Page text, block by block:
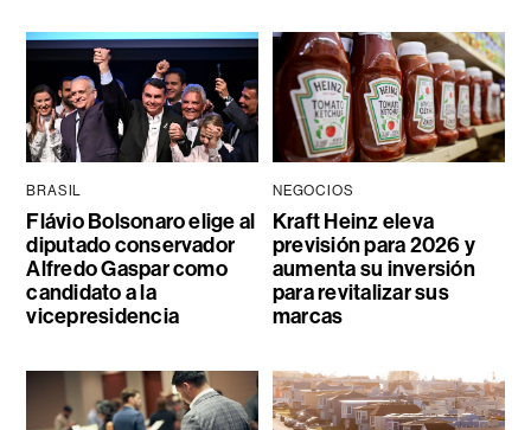
BRASIL
Flávio Bolsonaro elige al
diputado conservador
Alfredo Gaspar como
candidato a la
vicepresidencia
NEGOCIOS
Kraft Heinz eleva
previsión para 2026 y
aumenta su inversión
para revitalizar sus
marcas